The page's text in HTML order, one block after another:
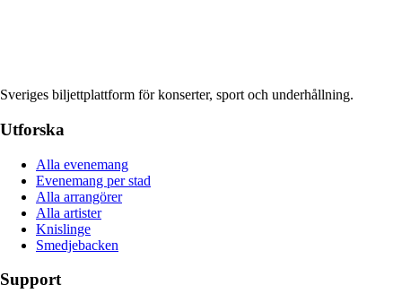
Sveriges biljettplattform för konserter, sport och underhållning.
Utforska
Alla evenemang
Evenemang per stad
Alla arrangörer
Alla artister
Knislinge
Smedjebacken
Support